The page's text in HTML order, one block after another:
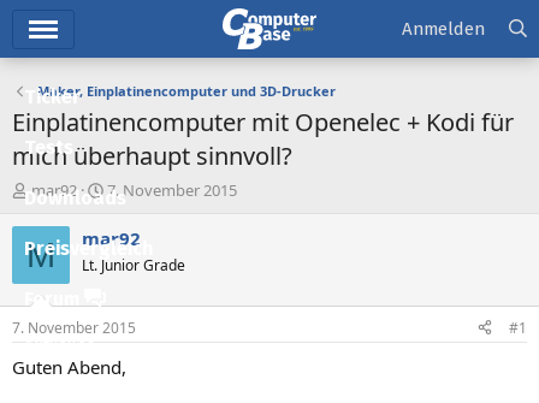
Ticker
Tests
Downloads
Preisvergleich
Forum
Aktuelles
Anmelden
Maker, Einplatinencomputer und 3D-Drucker
Einplatinencomputer mit Openelec + Kodi für
mich überhaupt sinnvoll?
E
r
s
t
l
e
r
mar92
E
r
s
e
l
t
a
7. November 2015
M mar92
Lt. Junior Grade
7. November 2015 #1
Guten Abend,